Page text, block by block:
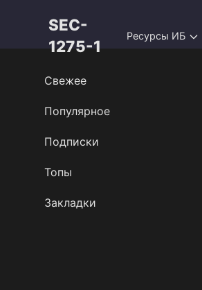
SEC-
1275-1
Ресурсы ИБ
Свежее
Популярное
Подписки
Топы
Закладки